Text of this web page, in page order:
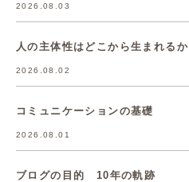
2026.08.03
人の主体性はどこから生まれるか
2026.08.02
コミュニケーションの基礎
2026.08.01
ブログの目的 10年の軌跡